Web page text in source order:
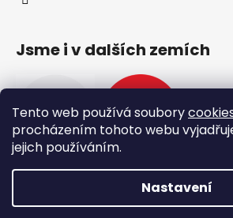
Tento web používá soubory
procházením tohoto webu
jejich používáním.
Nastavení
Jsme i v dalších zemích